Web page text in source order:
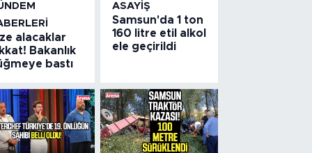
alacaklar
Bakanlık
bastı
ASAYIŞ
Samsun'da 1 ton
160 litre etil alkol
ele geçirildi